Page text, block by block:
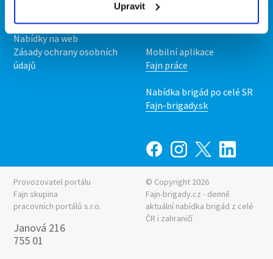
Upravit
Upravit předvolby cookies
Statistiky pro média
Nabídky na web
Zásady ochrany osobních
údajů
Nabídka práce z celé ČR
INwork.cz
Mobilní aplikace
Fajn práce
Nabídka brigád po celé SR
Fajn-brigady.sk
Provozovatel portálu
Fajn skupina
pracovních portálů s.r.o.
Janová 216
755 01
© Copyright 2026
Fajn-brigady.cz - denně
aktuální nabídka brigád z celé
ČR i zahraničí